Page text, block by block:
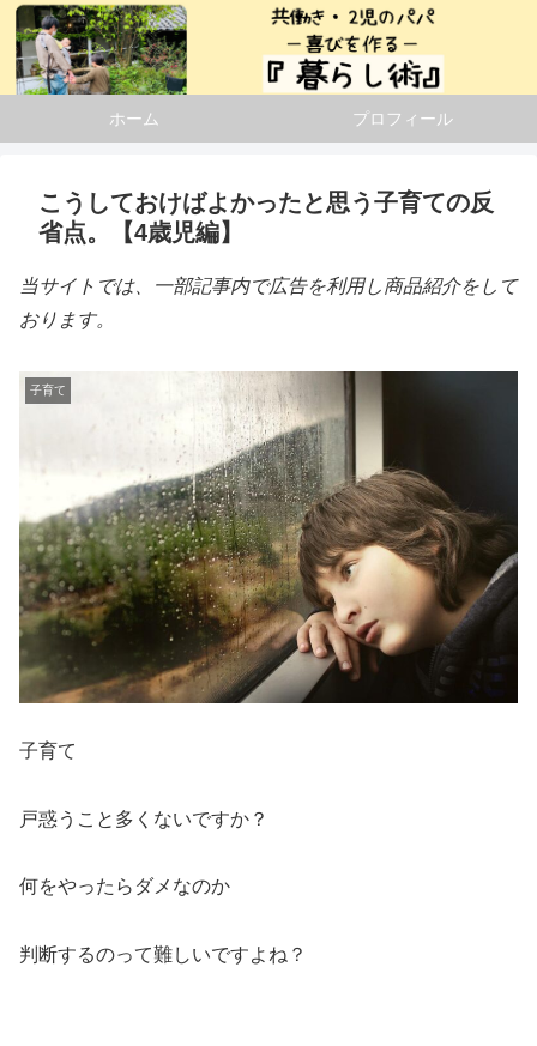
ホーム プロフィール
こうしておけばよかったと思う子育ての反
省点。【4歳児編】
当サイトでは、一部記事内で広告を利用し商品紹介をして
おります。
子育て
子育て
戸惑うこと多くないですか？
何をやったらダメなのか
判断するのって難しいですよね？